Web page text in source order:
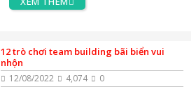
12 trò chơi team building bãi biển vui
nhộn
12/08/2022 4,074
0